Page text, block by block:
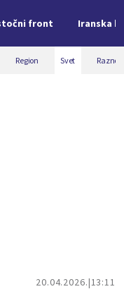
front Iranska
Region Svet Razno
20.04.2026. 13:11